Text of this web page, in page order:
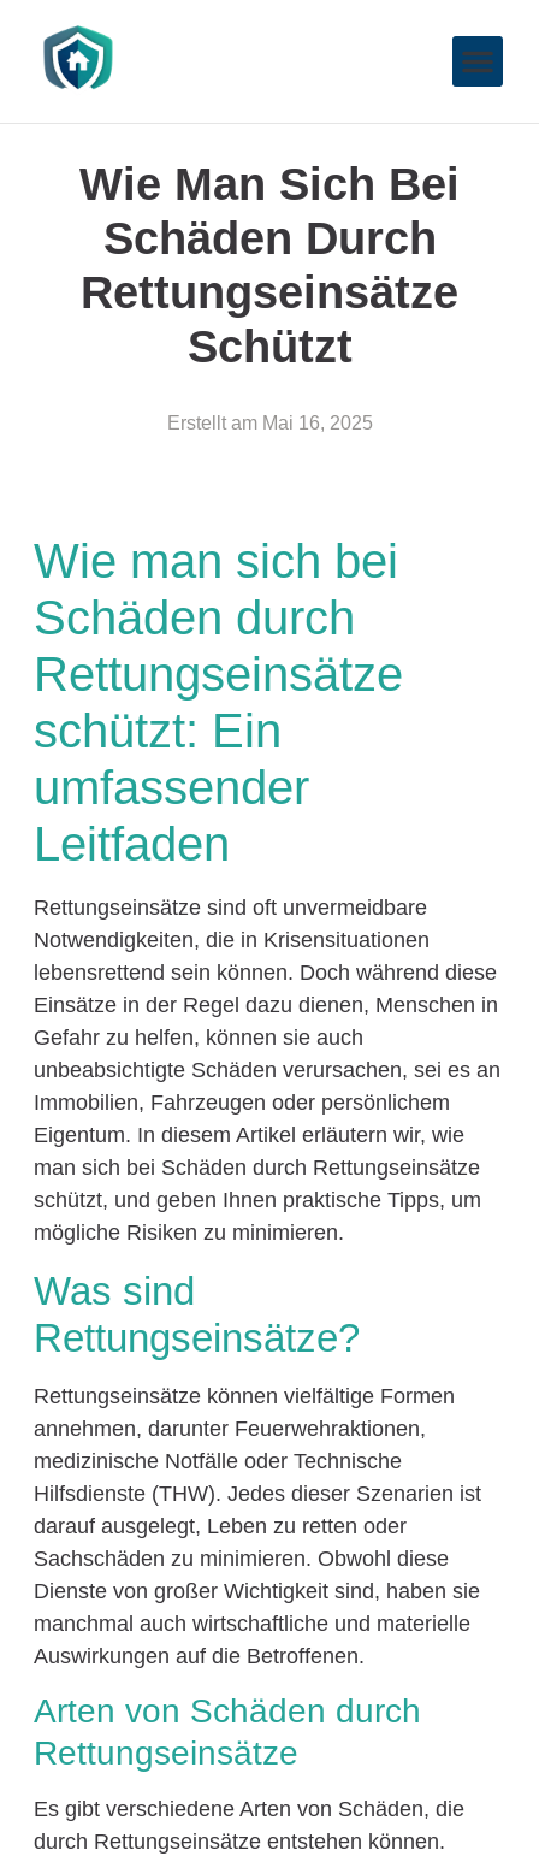
Wie Man Sich Bei
Schäden Durch
Rettungseinsätze
Schützt
Erstellt am Mai 16, 2025
Wie man sich bei
Schäden durch
Rettungseinsätze
schützt: Ein
umfassender
Leitfaden
Rettungseinsätze sind oft unvermeidbare
Notwendigkeiten, die in Krisensituationen
lebensrettend sein können. Doch während diese
Einsätze in der Regel dazu dienen, Menschen in
Gefahr zu helfen, können sie auch
unbeabsichtigte Schäden verursachen, sei es an
Immobilien, Fahrzeugen oder persönlichem
Eigentum. In diesem Artikel erläutern wir, wie
man sich bei Schäden durch Rettungseinsätze
schützt, und geben Ihnen praktische Tipps, um
mögliche Risiken zu minimieren.
Was sind
Rettungseinsätze?
Rettungseinsätze können vielfältige Formen
annehmen, darunter Feuerwehraktionen,
medizinische Notfälle oder Technische
Hilfsdienste (THW). Jedes dieser Szenarien ist
darauf ausgelegt, Leben zu retten oder
Sachschäden zu minimieren. Obwohl diese
Dienste von großer Wichtigkeit sind, haben sie
manchmal auch wirtschaftliche und materielle
Auswirkungen auf die Betroffenen.
Arten von Schäden durch
Rettungseinsätze
Es gibt verschiedene Arten von Schäden, die
durch Rettungseinsätze entstehen können.